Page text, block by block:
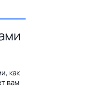
как
вам